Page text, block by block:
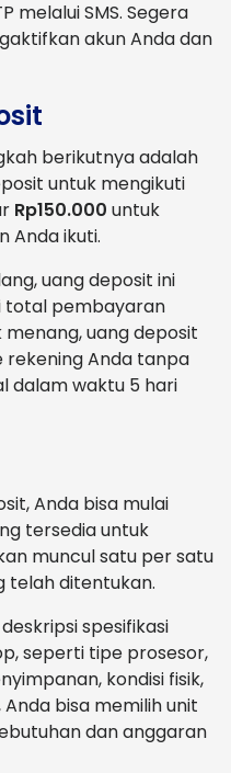
melalui SMS. Segera
akun Anda dan
berikutnya adalah
untuk mengikuti
Rp150.000 untuk
Anda ikuti.
uang deposit ini
total pembayaran
menang, uang deposit
rekening Anda tanpa
dalam waktu 5 hari
Anda bisa mulai
tersedia untuk
muncul satu per satu
telah ditentukan.
spesifikasi
seperti tipe prosesor,
kondisi fisik,
bisa memilih unit
dan anggaran